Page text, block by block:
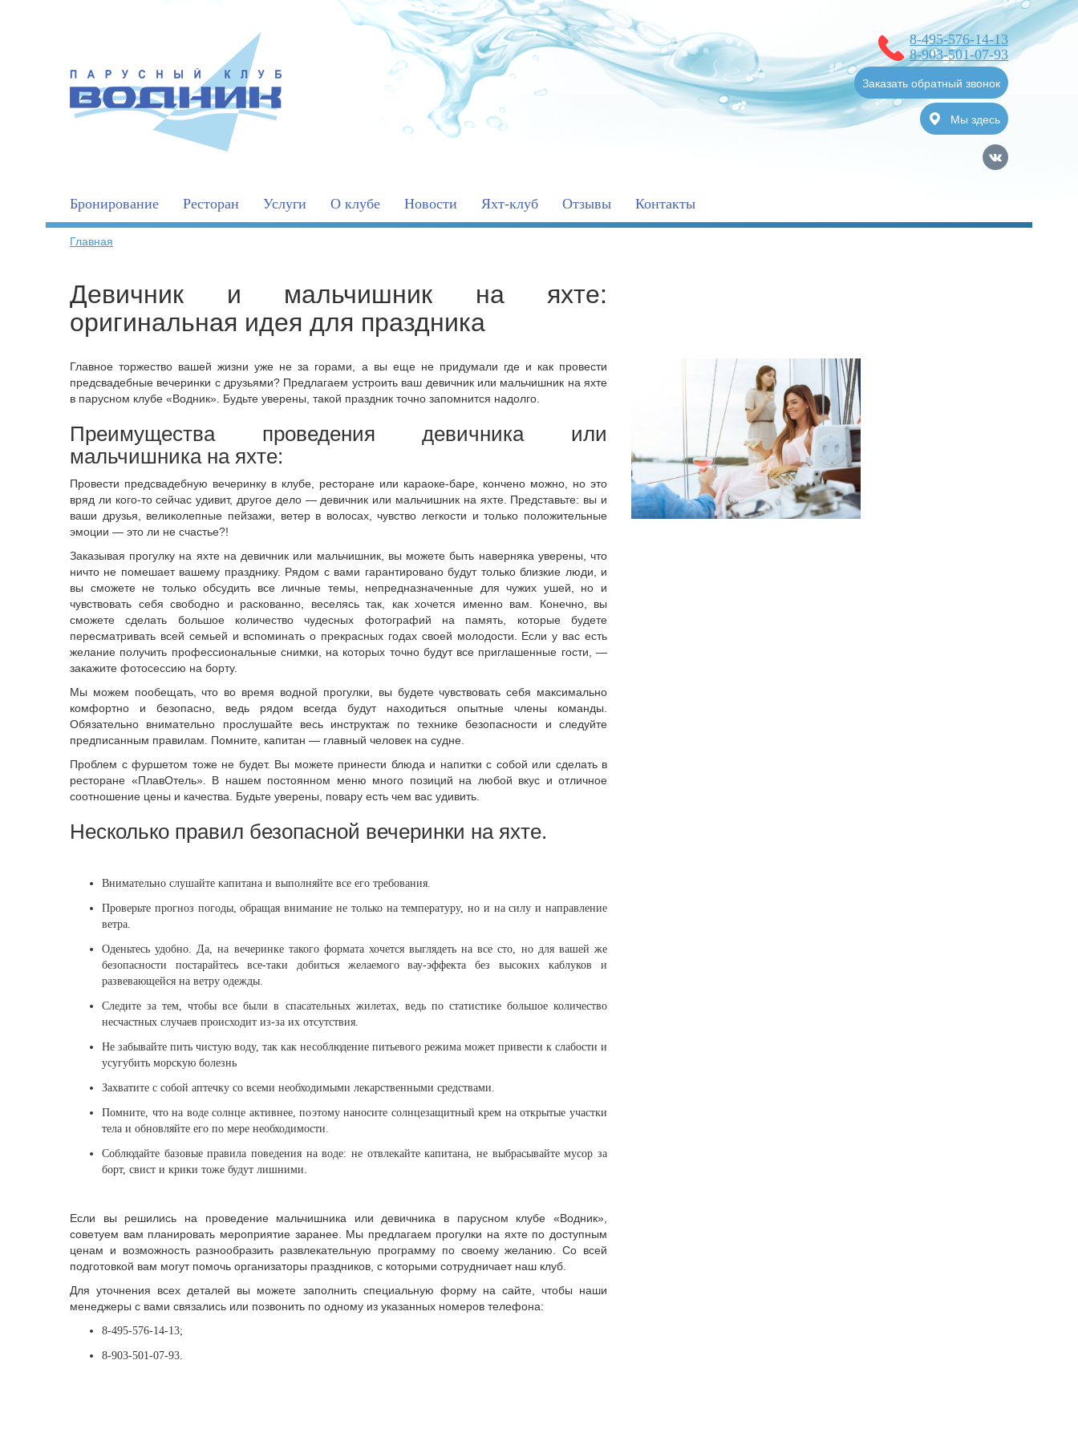
8-495-576-14-13
8-903-501-07-93
Заказать обратный звонок
Мы здесь
Бронирование Ресторан Услуги О клубе Новости Яхт-клуб Отзывы Контакты
Главная
Девичник и мальчишник на яхте:
оригинальная идея для праздника
Главное торжество вашей жизни уже не за горами, а вы еще не придумали где и как провести
предсвадебные вечеринки с друзьями? Предлагаем устроить ваш девичник или мальчишник на яхте
в парусном клубе «Водник». Будьте уверены, такой праздник точно запомнится надолго.
Преимущества проведения девичника или
мальчишника на яхте:
Провести предсвадебную вечеринку в клубе, ресторане или караоке-баре, кончено можно, но это
вряд ли кого-то сейчас удивит, другое дело — девичник или мальчишник на яхте. Представьте: вы и
ваши друзья, великолепные пейзажи, ветер в волосах, чувство легкости и только положительные
эмоции — это ли не счастье?!
Заказывая прогулку на яхте на девичник или мальчишник, вы можете быть наверняка уверены, что
ничто не помешает вашему празднику. Рядом с вами гарантировано будут только близкие люди, и
вы сможете не только обсудить все личные темы, непредназначенные для чужих ушей, но и
чувствовать себя свободно и раскованно, веселясь так, как хочется именно вам. Конечно, вы
сможете сделать большое количество чудесных фотографий на память, которые будете
пересматривать всей семьей и вспоминать о прекрасных годах своей молодости. Если у вас есть
желание получить профессиональные снимки, на которых точно будут все приглашенные гости, —
закажите фотосессию на борту.
Мы можем пообещать, что во время водной прогулки, вы будете чувствовать себя максимально
комфортно и безопасно, ведь рядом всегда будут находиться опытные члены команды.
Обязательно внимательно прослушайте весь инструктаж по технике безопасности и следуйте
предписанным правилам. Помните, капитан — главный человек на судне.
Проблем с фуршетом тоже не будет. Вы можете принести блюда и напитки с собой или сделать в
ресторане «ПлавОтель». В нашем постоянном меню много позиций на любой вкус и отличное
соотношение цены и качества. Будьте уверены, повару есть чем вас удивить.
Несколько правил безопасной вечеринки на яхте.
Внимательно слушайте капитана и выполняйте все его требования.
Проверьте прогноз погоды, обращая внимание не только на температуру, но и на силу и направление
ветра.
Оденьтесь удобно. Да, на вечеринке такого формата хочется выглядеть на все сто, но для вашей же
безопасности постарайтесь все-таки добиться желаемого вау-эффекта без высоких каблуков и
развевающейся на ветру одежды.
Следите за тем, чтобы все были в спасательных жилетах, ведь по статистике большое количество
несчастных случаев происходит из-за их отсутствия.
Не забывайте пить чистую воду, так как несоблюдение питьевого режима может привести к слабости и
усугубить морскую болезнь
Захватите с собой аптечку со всеми необходимыми лекарственными средствами.
Помните, что на воде солнце активнее, поэтому наносите солнцезащитный крем на открытые участки
тела и обновляйте его по мере необходимости.
Соблюдайте базовые правила поведения на воде: не отвлекайте капитана, не выбрасывайте мусор за
борт, свист и крики тоже будут лишними.
Если вы решились на проведение мальчишника или девичника в парусном клубе «Водник»,
советуем вам планировать мероприятие заранее. Мы предлагаем прогулки на яхте по доступным
ценам и возможность разнообразить развлекательную программу по своему желанию. Со всей
подготовкой вам могут помочь организаторы праздников, с которыми сотрудничает наш клуб.
Для уточнения всех деталей вы можете заполнить специальную форму на сайте, чтобы наши
менеджеры с вами связались или позвонить по одному из указанных номеров телефона:
8-495-576-14-13;
8-903-501-07-93.